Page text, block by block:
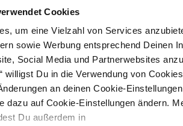
Cookies
um eine Vielzahl von Services
sowie Werbung entsprechend Deinen
Social Media und Partnerwebsites
willigst Du in die Verwendung von
an deinen Cookie-Einstellungen
dazu auf Cookie-Einstellungen ändern.
Du außerdem in
Position
Rückraum Mitte
Geburtsdatum
09.05.2000
Nationalität
Deutschland
Im Verein seit
01.07.2021
Davidsson